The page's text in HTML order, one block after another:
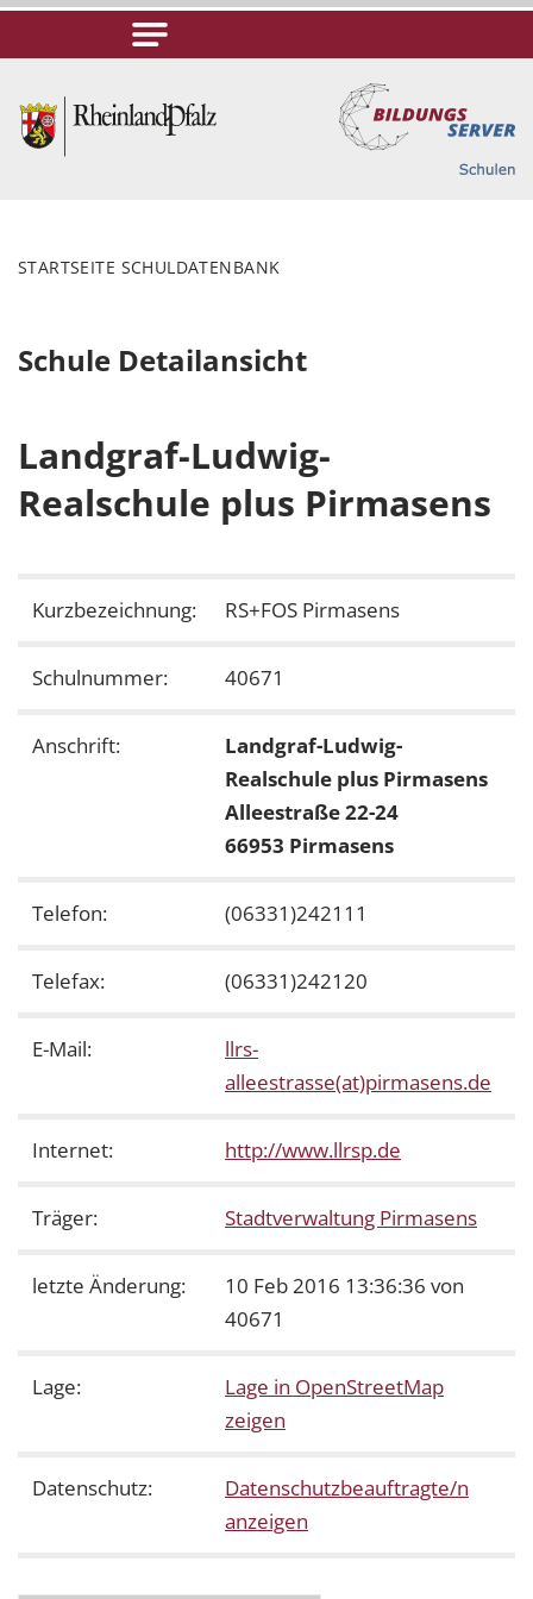
STARTSEITE SCHULDATENBANK
Schule Detailansicht
Landgraf-Ludwig-
Realschule plus Pirmasens
Kurzbezeichnung: RS+FOS Pirmasens
Schulnummer: 40671
Anschrift:
Landgraf-Ludwig-
Realschule plus Pirmasens
Alleestraße 22-24
66953 Pirmasens
Telefon: (06331)242111
Telefax: (06331)242120
E-Mail:
llrs-
alleestrasse(at)pirmasens.de
Internet: http://www.llrsp.de
Träger: Stadtverwaltung Pirmasens
letzte Änderung:
10 Feb 2016 13:36:36 von
40671
Lage:
Lage in OpenStreetMap
zeigen
Datenschutz:
Datenschutzbeauftragte/n
anzeigen